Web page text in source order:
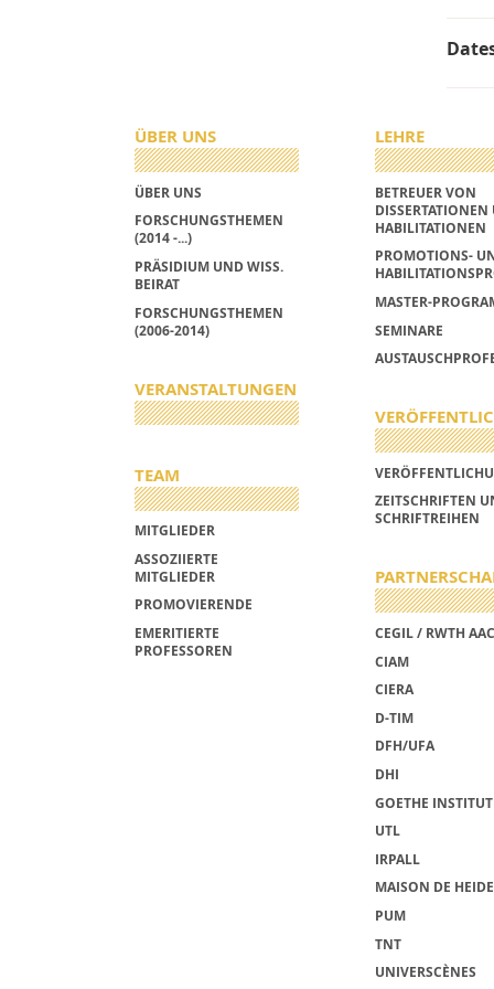
ÜBER UNS
ÜBER UNS
FORSCHUNGSTHEMEN
(2014 -...)
PRÄSIDIUM UND WISS.
BEIRAT
FORSCHUNGSTHEMEN
(2006-2014)
VERANSTALTUNGEN
TEAM
MITGLIEDER
ASSOZIIERTE
MITGLIEDER
PROMOVIERENDE
EMERITIERTE
PROFESSOREN
LEHRE
BETREUER VON
HABILITATIONEN
PROMOTIONS-
MASTER-
SEMINARE
ZEITSCHRIFTEN
SCHRIFTREIHEN
CEGIL / RWTH
CIAM
CIERA
D-TIM
DFH/UFA
DHI
GOETHE INSTITUT
UTL
IRPALL
MAISON DE
PUM
TNT
UNIVERSCÈNES